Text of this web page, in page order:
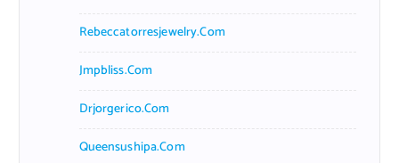
Rebeccatorresjewelry.com
Jmpbliss.com
Drjorgerico.com
Queensushipa.com